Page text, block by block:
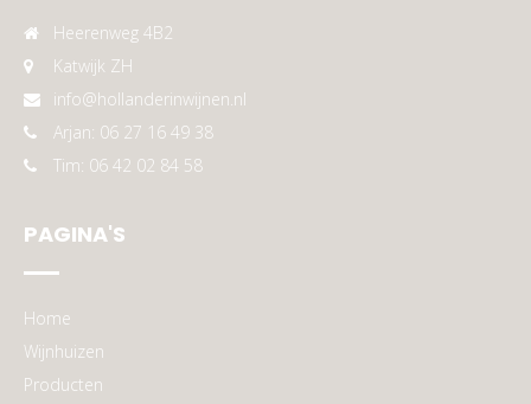
Heerenweg 4B2
Katwijk ZH
info@hollanderinwijnen.nl
Arjan: 06 27 16 49 38
Tim: 06 42 02 84 58
PAGINA'S
Home
Wijnhuizen
Producten